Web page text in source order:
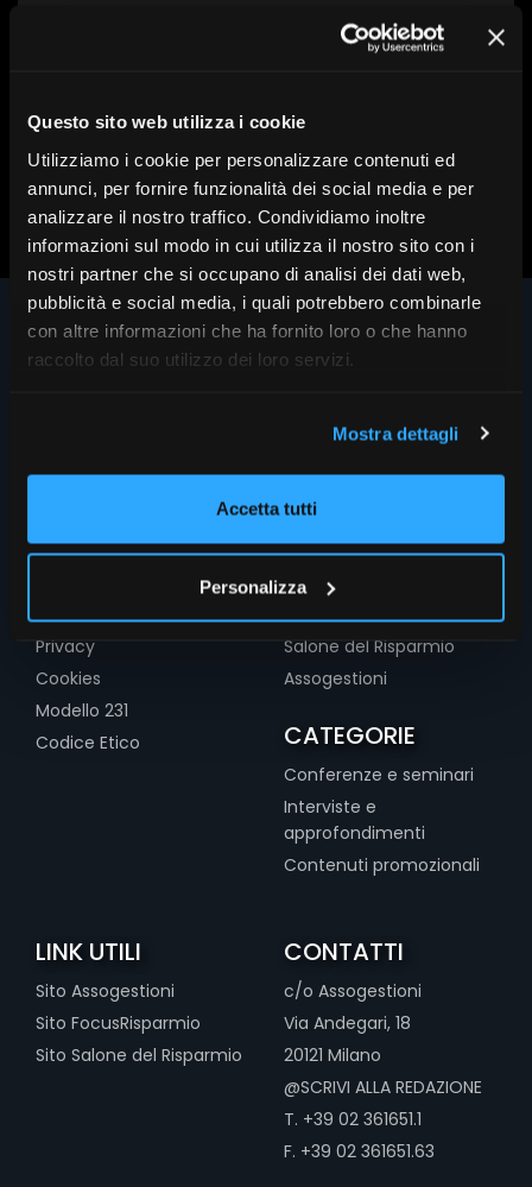
Questo sito web utilizza i cookie
Utilizziamo i cookie per personalizzare contenuti ed
annunci, per fornire funzionalità dei social media e per
analizzare il nostro traffico. Condividiamo inoltre
informazioni sul modo in cui utilizza il nostro sito con i
nostri partner che si occupano di analisi dei dati web,
pubblicità e social media, i quali potrebbero combinarle
con altre informazioni che ha fornito loro o che hanno
raccolto dal suo utilizzo dei loro servizi.
Mostra dettagli
Accetta tutti
Personalizza
Scopri altri contenuti su FR|Vision
INFO
Le firme di FR
Privacy
Cookies
Modello 231
Codice Etico
SEZIONI
Home
FocusRisparmio
Salone del Risparmio
Assogestioni
CATEGORIE
Conferenze e seminari
Interviste e
approfondimenti
Contenuti promozionali
LINK UTILI
Sito Assogestioni
Sito FocusRisparmio
Sito Salone del Risparmio
CONTATTI
c/o Assogestioni
Via Andegari, 18
20121 Milano
@SCRIVI ALLA REDAZIONE
T. +39 02 361651.1
F. +39 02 361651.63